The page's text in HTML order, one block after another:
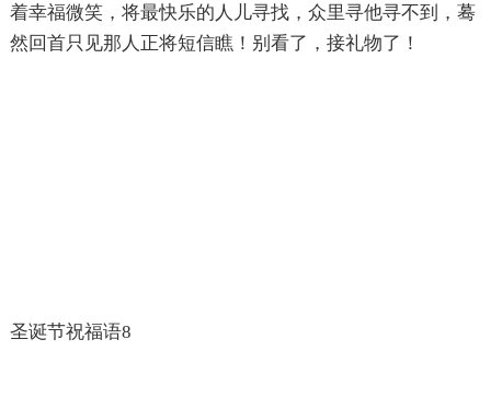
着幸福微笑，将最快乐的人儿寻找，众里寻他寻不到，蓦
然回首只见那人正将短信瞧！别看了，接礼物了！
圣诞节祝福语8